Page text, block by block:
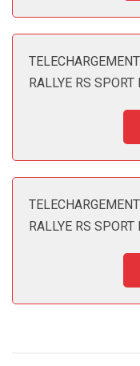
RALLYE RS
RALLYE RS